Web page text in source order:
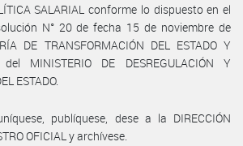
SALARIAL conforme lo dispuesto en el
N° 20 de fecha 15 de noviembre de
DE TRANSFORMACIÓN DEL ESTADO Y
MINISTERIO DE DESREGULACIÓN Y
ESTADO.
publíquese, dese a la DIRECCIÓN
OFICIAL y archívese.